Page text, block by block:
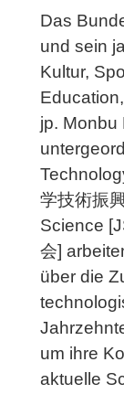
Das
und sein
Kultur,
jp. Monbu
学技術振
Science
会]
über die
um ihre
aktuelle